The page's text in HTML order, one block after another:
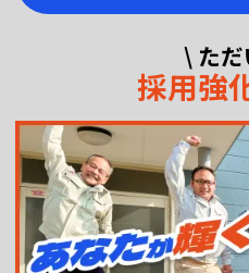
\ た
採用強